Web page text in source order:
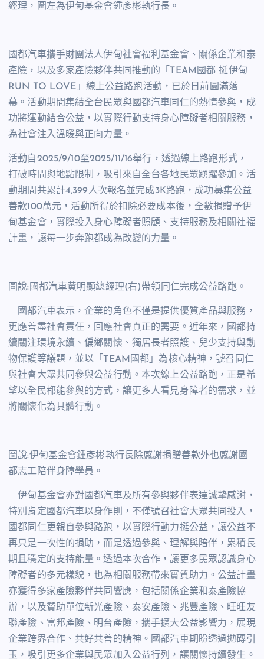
經理，圖左為伊甸基金會鍾彥彬執行長。
國都汽車攜手財團法人伊甸社會福利基金會、關係企業和泰
產險，以及多家產險夥伴共同推動的「TEAM國都 挺伊甸
RUN TO LOVE」線上公益路跑活動，已於日前圓滿落
幕。活動期間集結全台民眾與國都汽車同仁的熱情參與，成
功將運動結合公益，以實際行動支持身心障礙者相關服務，
為社會注入溫暖與正向力量。
活動自2025/9/10至2025/11/16舉行，透過線上路跑形式，
打破時間與地點限制，吸引來自全台各地民眾踴躍參加。活
動期間共累計4,399人次報名並完成3K路跑，成功募集公益
善款100萬元，活動所得於扣除必要成本後，全數捐贈予伊
甸基金會，實際投入身心障礙者照顧、支持服務及相關社福
計畫，讓每一步奔跑都成為改變的力量。
圖說:國都汽車黃明顯總經理(右)帶領同仁完成公益路跑。
國都汽車表示，企業的角色不僅是提供優質產品與服務，
更應善盡社會責任，回應社會真正的需要。近年來，國都持
續關注環境永續、偏鄉關懷、獨居長者照護、兒少支持與動
物保護等議題，並以「TEAM國都」為核心精神，號召同仁
與社會大眾共同參與公益行動。本次線上公益路跑，正是希
望以全民都能參與的方式，讓更多人看見身障者的需求，並
將關懷化為具體行動。
圖說:伊甸基金會鍾彥彬執行長除感謝捐贈善款外也感謝國
都志工陪伴身障學員。
伊甸基金會亦對國都汽車及所有參與夥伴表達誠摯感謝，
特別肯定國都汽車以身作則，不僅號召社會大眾共同投入，
國都同仁更親自參與路跑，以實際行動力挺公益，讓公益不
再只是一次性的捐助，而是透過參與、理解與陪伴，累積長
期且穩定的支持能量。透過本次合作，讓更多民眾認識身心
障礙者的多元樣貌，也為相關服務帶來實質助力。公益計畫
亦獲得多家產險夥伴共同響應，包括關係企業和泰產險協
辦，以及贊助單位新光產險、泰安產險、兆豐產險、旺旺友
聯產險、富邦產險、明台產險，攜手擴大公益影響力，展現
企業跨界合作、共好共善的精神。國都汽車期盼透過拋磚引
玉，吸引更多企業與民眾加入公益行列，讓關懷持續發生。